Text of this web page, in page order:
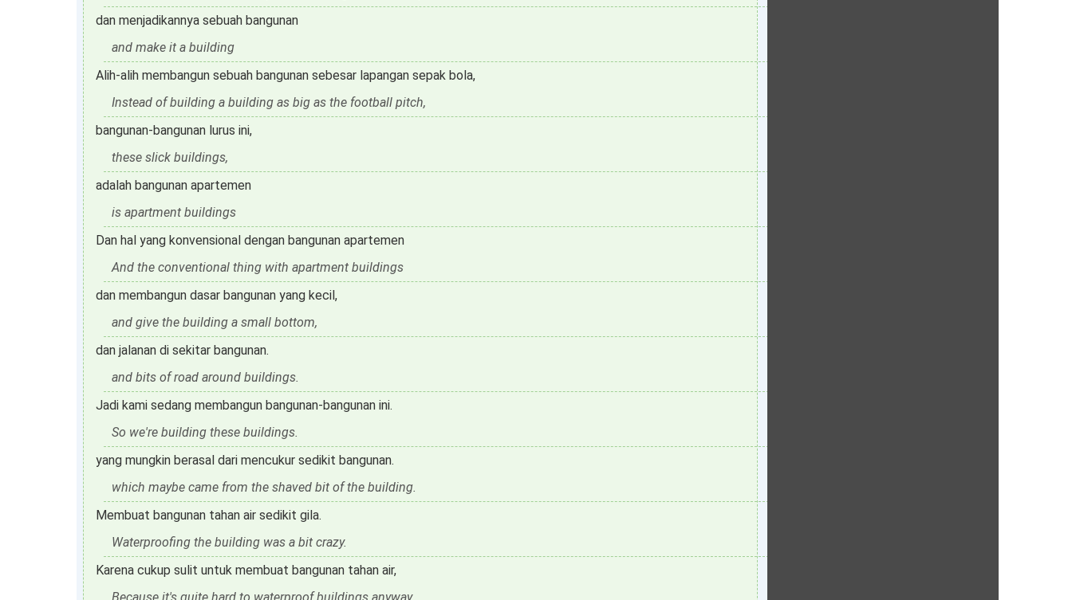
dan menjadikannya sebuah bangunan
and make it a building
Alih-alih membangun sebuah bangunan sebesar lapangan sepak bola,
Instead of building a building as big as the football pitch,
bangunan-bangunan lurus ini,
these slick buildings,
adalah bangunan apartemen
is apartment buildings
Dan hal yang konvensional dengan bangunan apartemen
And the conventional thing with apartment buildings
dan membangun dasar bangunan yang kecil,
and give the building a small bottom,
dan jalanan di sekitar bangunan.
and bits of road around buildings.
Jadi kami sedang membangun bangunan-bangunan ini.
So we're building these buildings.
yang mungkin berasal dari mencukur sedikit bangunan.
which maybe came from the shaved bit of the building.
Membuat bangunan tahan air sedikit gila.
Waterproofing the building was a bit crazy.
Karena cukup sulit untuk membuat bangunan tahan air,